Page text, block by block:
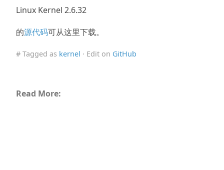
Linux Kernel 2.6.32
的源代码可从这里下载。
# Tagged as kernel · Edit on GitHub
Read More: